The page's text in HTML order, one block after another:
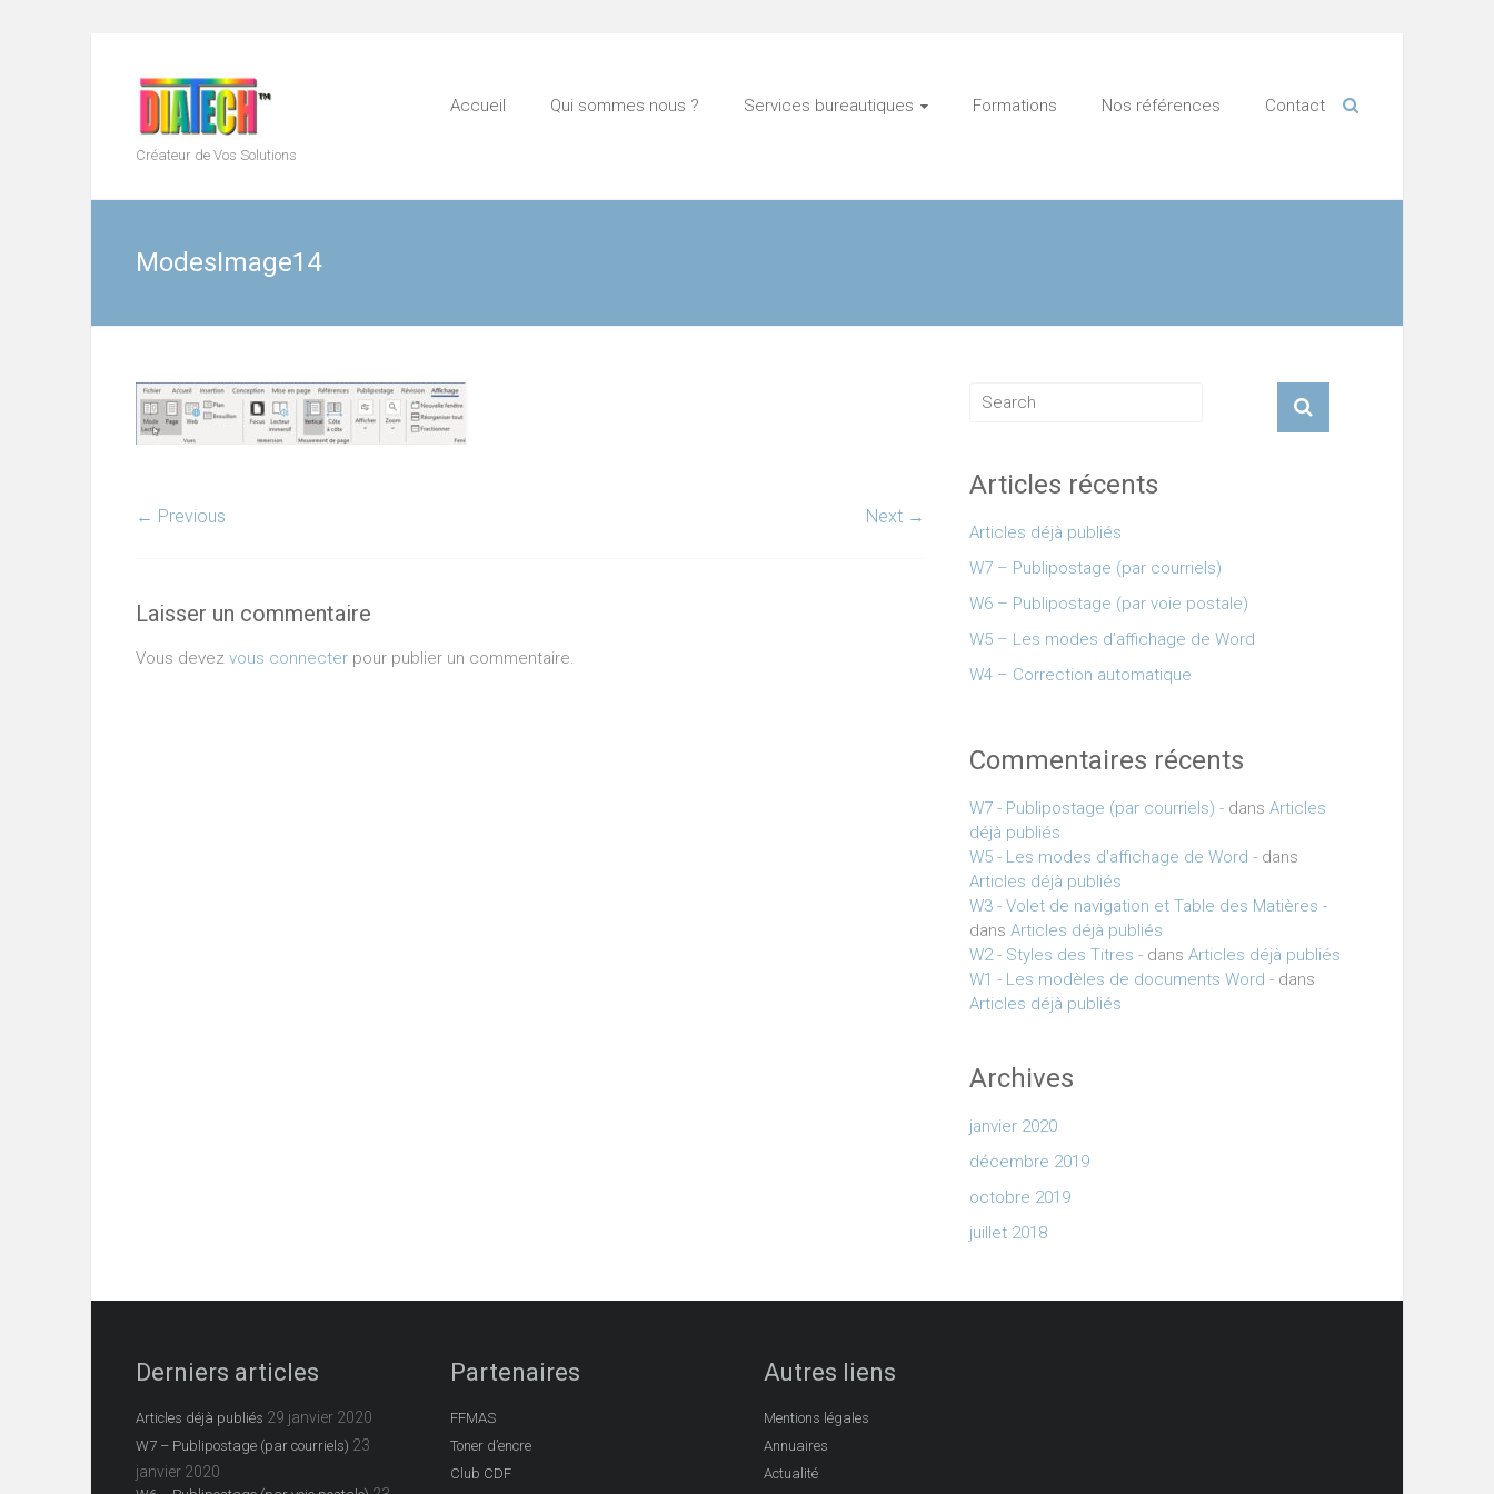
content
Créateur de Vos Solutions
Accueil Qui sommes nous ? Services bureautiques Formations Nos références Contact
ModesImage14
← Previous Next →
Laisser un commentaire
Vous devez vous connecter pour publier un commentaire.
Articles récents
Articles déjà publiés
W7 – Publipostage (par courriels)
W6 – Publipostage (par voie postale)
W5 – Les modes d’affichage de Word
W4 – Correction automatique
Commentaires récents
W7 - Publipostage (par courriels) - dans Articles
déjà publiés
W5 - Les modes d'affichage de Word - dans
Articles déjà publiés
W3 - Volet de navigation et Table des Matières -
dans Articles déjà publiés
W2 - Styles des Titres - dans Articles déjà publiés
W1 - Les modèles de documents Word - dans
Articles déjà publiés
Archives
janvier 2020
décembre 2019
octobre 2019
juillet 2018
Derniers articles
Articles déjà publiés 29 janvier 2020
W7 – Publipostage (par courriels) 23
janvier 2020
Partenaires
FFMAS
Toner d’encre
Club CDF
Autres liens
Mentions légales
Annuaires
Actualité